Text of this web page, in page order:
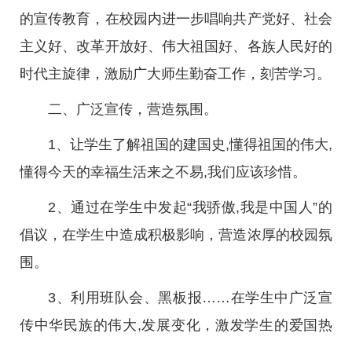
的宣传教育，在校园内进一步唱响共产党好、社会
主义好、改革开放好、伟大祖国好、各族人民好的
时代主旋律，激励广大师生勤奋工作，刻苦学习。
二、广泛宣传，营造氛围。
1、让学生了解祖国的建国史,懂得祖国的伟大,
懂得今天的幸福生活来之不易,我们应该珍惜。
2、通过在学生中发起“我骄傲,我是中国人”的
倡议，在学生中造成积极影响，营造浓厚的校园氛
围。
3、利用班队会、黑板报……在学生中广泛宣
传中华民族的伟大,发展变化，激发学生的爱国热